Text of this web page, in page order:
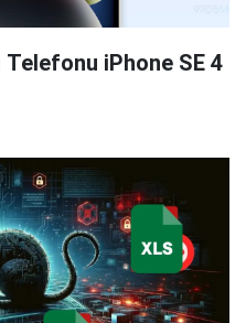
Telefonu iPhone SE 4